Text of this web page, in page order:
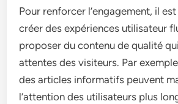
Pour renforcer l’engagement, il
créer des expériences utilisateur
proposer du contenu de qualité
attentes des visiteurs. Par
des articles informatifs peuvent
l’attention des utilisateurs plus